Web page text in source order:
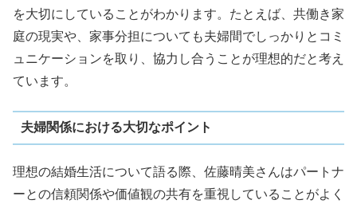
を大切にしていることがわかります。たとえば、共働き家
庭の現実や、家事分担についても夫婦間でしっかりとコミ
ュニケーションを取り、協力し合うことが理想的だと考え
ています。
夫婦関係における大切なポイント
理想の結婚生活について語る際、佐藤晴美さんはパートナ
ーとの信頼関係や価値観の共有を重視していることがよく